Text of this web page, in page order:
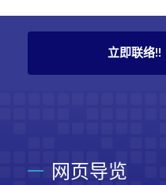
立即联络!!
网页导览